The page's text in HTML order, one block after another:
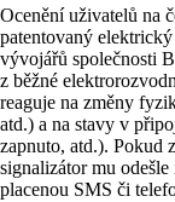
Ocenění uživatelů na
patentovaný
vývojářů společnosti
z běžné
reaguje na změny
atd.) a na stavy v
zapnuto, atd.). Pokud
signalizátor mu
placenou SMS či